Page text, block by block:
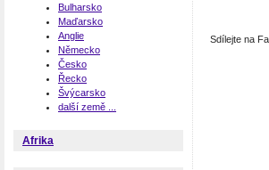
Bulharsko
Maďarsko
Anglie
Německo
Česko
Řecko
Švýcarsko
další země ...
Afrika
Sdílejte na